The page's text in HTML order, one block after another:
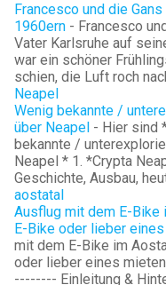
Francesco und die
1960ern - Francesco
Vater Karlsruhe auf
war ein schöner
schien, die Luft roch
Neapel
Wenig bekannte /
über Neapel - Hier sind
bekannte /
Neapel * 1. *Crypta
Geschichte, Ausbau,
aostatal
Ausflug mit dem E-Bike
E-Bike oder lieber
mit dem E-Bike im
oder lieber eines
-------- Einleitung &